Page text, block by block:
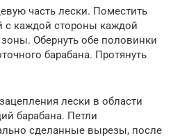
часть лески. Поместить
с каждой стороны каждой
Обернуть обе половинки
барабана. Протянуть
лески в области
барабана. Петли
сделанные вырезы, после